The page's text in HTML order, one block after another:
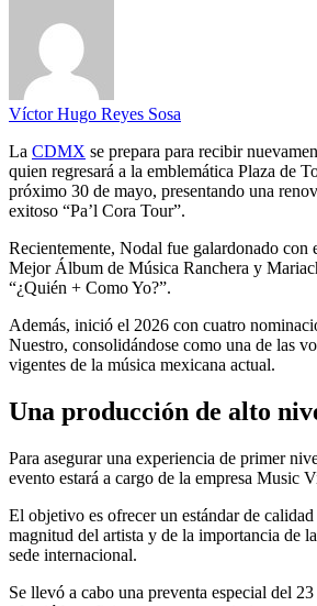
Víctor Hugo Reyes Sosa
La CDMX se prepara para recibir
quien regresará a la emblemática Plaza de
próximo 30 de mayo, presentando una
exitoso “Pa’l Cora Tour”.
Recientemente, Nodal fue galardonado con
Mejor Álbum de Música Ranchera y
“¿Quién + Como Yo?”.
Además, inició el 2026 con cuatro
Nuestro, consolidándose como una de las
vigentes de la música mexicana actual.
Una producción de alto
Para asegurar una experiencia de primer
evento estará a cargo de la empresa Music
El objetivo es ofrecer un estándar de calidad
magnitud del artista y de la importancia de
sede internacional.
Se llevó a cabo una preventa especial del